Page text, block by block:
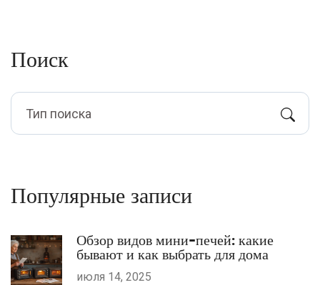
Поиск
Популярные записи
Обзор видов мини-печей: какие
бывают и как выбрать для дома
июля 14, 2025